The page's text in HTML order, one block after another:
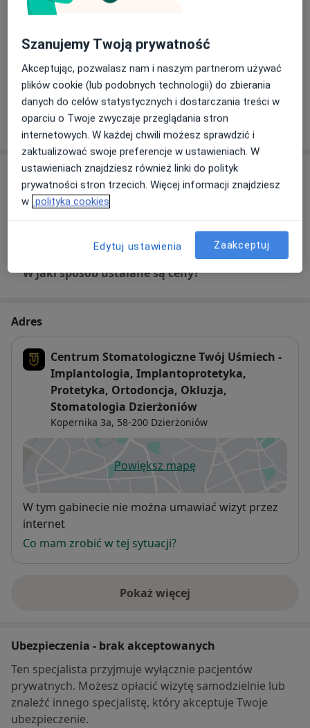
szkoleniach i kursach, by podnosić swoje kwalifikacje i
Jestem absolwentką Uniwersytetu Medycznego
imienia Piastów Śląskich we Wrocławiu.
Stomatologia zachowawcza z endodoncją
Główne obszary pomocy
Próchnica Ból zęba
Braki zębowe
Choroby miazgi
Nadwrażliwość zębów +2
Pokaż więcejo doświadczeniu
Usługi i ceny
Konsultacja protetyczna
W jaki sposób ustalane są ceny?
Adres
Centrum Stomatologiczne Twój Uśmiech -
Implantologia, Implantoprotetyka,
Protetyka, Ortodoncja, Okluzja,
Stomatologia Dzierżoniów
Kopernika 3a, 58-200 Dzierżoniów
Powiększ mapęotwiera się w nowej karcie
Dostępność
W tym gabinecie nie można umawiać wizyt przez
internet
Co mam zrobić w tej sytuacji?
Pokaż więcej
o adresie
Ubezpieczenia - brak akceptowanych
Ten specjalista przyjmuje wyłącznie pacjentów
prywatnych. Możesz opłacić wizytę samodzielnie lub
znaleźć innego specjalistę, który akceptuje Twoje
ubezpieczenie.
Szanujemy Twoją prywatność
Akceptując, pozwalasz nam i naszym partnerom używać
plików cookie (lub podobnych technologii) do zbierania
danych do celów statystycznych i dostarczania treści w
oparciu o Twoje zwyczaje przeglądania stron
internetowych. W każdej chwili możesz sprawdzić i
zaktualizować swoje preferencje w ustawieniach. W
ustawieniach znajdziesz również linki do polityk
prywatności stron trzecich. Więcej informacji znajdziesz
w polityka cookies
Edytuj ustawienia Zaakceptuj